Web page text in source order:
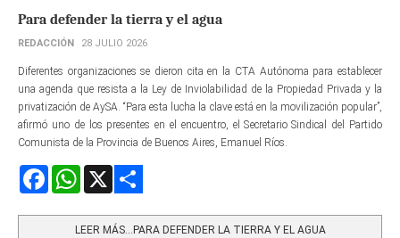
Para defender la tierra y el agua
REDACCIÓN 28 JULIO 2026
Diferentes organizaciones se dieron cita en la CTA Autónoma para establecer
una agenda que resista a la Ley de Inviolabilidad de la Propiedad Privada y la
privatización de AySA. “Para esta lucha la clave está en la movilización popular”,
afirmó uno de los presentes en el encuentro, el Secretario Sindical del Partido
Comunista de la Provincia de Buenos Aires, Emanuel Ríos.
FacebookWhatsApp
LEER MÁS…PARA DEFENDER LA TIERRA Y EL AGUA